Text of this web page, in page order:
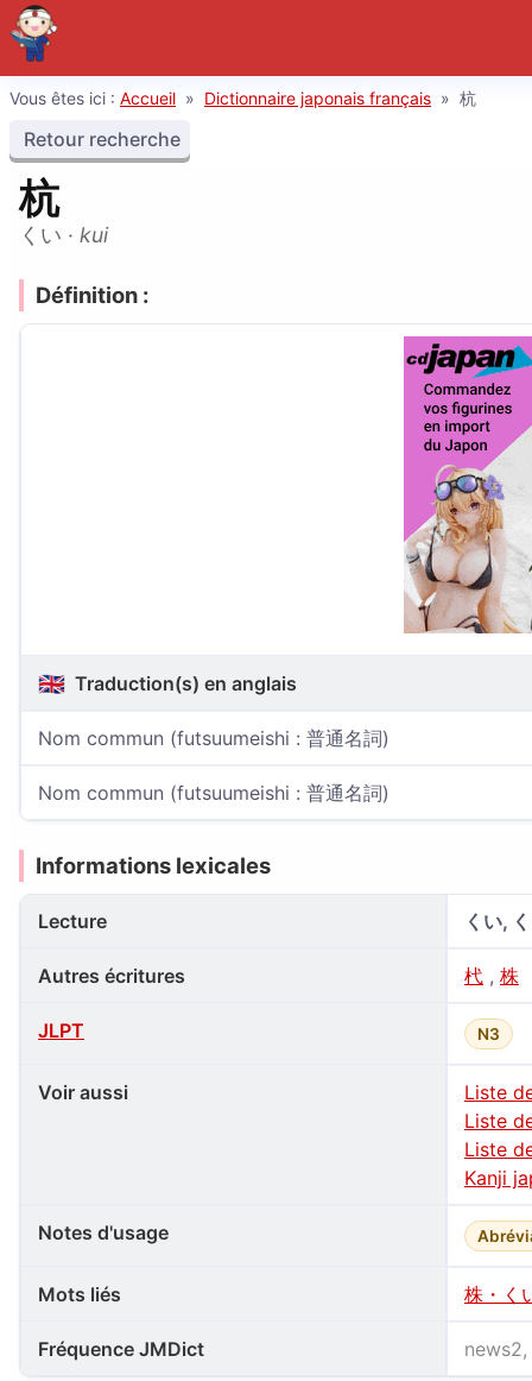
Vous êtes ici : Accueil » Dictionnaire japonais français » 杭
Retour recherche
杭
くい · kui
Définition :
🇬🇧 Traduction(s) en anglais
Nom commun (futsuumeishi : 普通名詞)
Nom commun (futsuumeishi : 普通名詞)
Informations lexicales
Lecture くい,
Autres écritures 杙 , 株
JLPT N3
Voir aussi
Liste
Liste
Liste
Kanji
Notes d'usage
Mots liés 株・く
Fréquence JMDict